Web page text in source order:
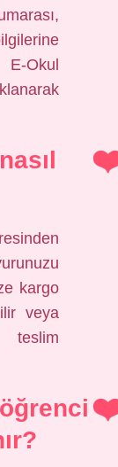
Okul
kargo
veya
teslim